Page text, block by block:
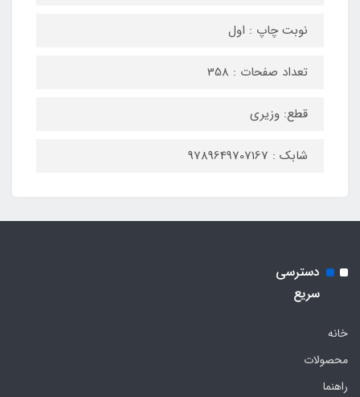
نوبت چاپ : اول
تعداد صفحات : 358
قطع: وزیری
شابک : 9789649707167
دسترسی
سریع
خانه
محصولات
راهنما